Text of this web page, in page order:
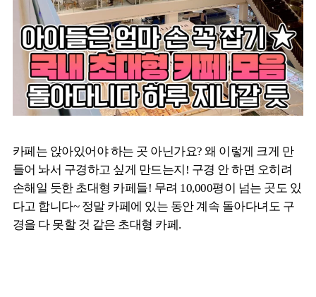
카페는 앉아있어야 하는 곳 아닌가요? 왜 이렇게 크게 만
들어 놔서 구경하고 싶게 만드는지! 구경 안 하면 오히려
손해일 듯한 초대형 카페들! 무려 10,000평이 넘는 곳도 있
다고 합니다~ 정말 카페에 있는 동안 계속 돌아다녀도 구
경을 다 못할 것 같은 초대형 카페.